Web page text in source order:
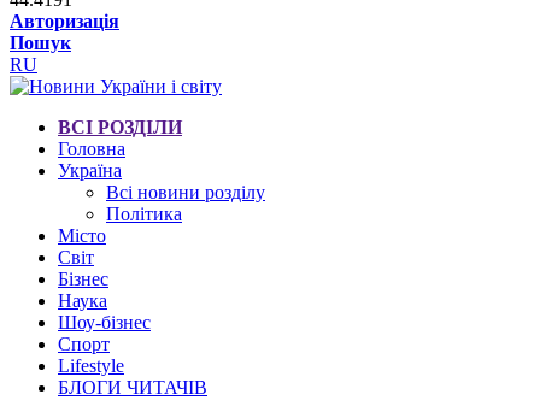
Авторизація
Пошук
RU
ВСІ РОЗДІЛИ
Головна
Україна
Всі новини розділу
Політика
Місто
Світ
Бізнес
Наука
Шоу-бізнес
Спорт
Lifestyle
БЛОГИ ЧИТАЧІВ